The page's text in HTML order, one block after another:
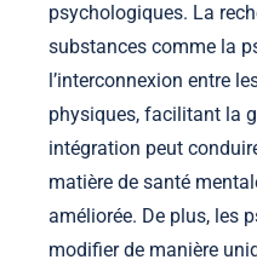
psychologiques. La
substances comme la
l’interconnexion entre
physiques, facilitant la
intégration peut
matière de santé
améliorée. De plus, les
modifier de manière